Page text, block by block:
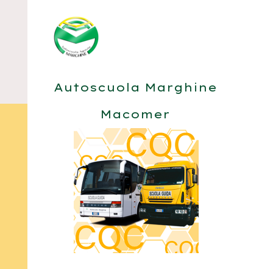
Autoscuola Marghine
Macomer